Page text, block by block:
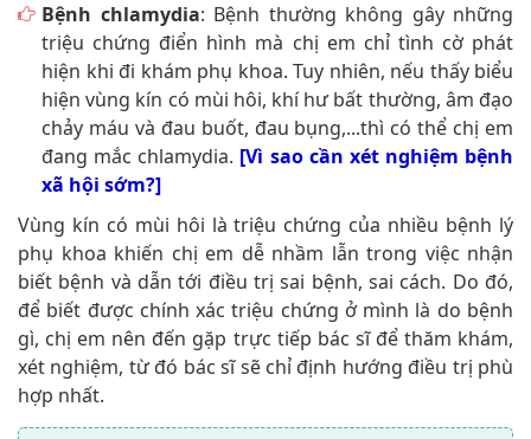
Bệnh chlamydia: Bệnh thường không gây những
triệu chứng điển hình mà chị em chỉ tình cờ phát
hiện khi đi khám phụ khoa. Tuy nhiên, nếu thấy biểu
hiện vùng kín có mùi hôi, khí hư bất thường, âm đạo
chảy máu và đau buốt, đau bụng,...thì có thể chị em
đang mắc chlamydia. [Vì sao cần xét nghiệm bệnh
xã hội sớm?]
Vùng kín có mùi hôi là triệu chứng của nhiều bệnh lý
phụ khoa khiến chị em dễ nhầm lẫn trong việc nhận
biết bệnh và dẫn tới điều trị sai bệnh, sai cách. Do đó,
để biết được chính xác triệu chứng ở mình là do bệnh
gì, chị em nên đến gặp trực tiếp bác sĩ để thăm khám,
xét nghiệm, từ đó bác sĩ sẽ chỉ định hướng điều trị phù
hợp nhất.